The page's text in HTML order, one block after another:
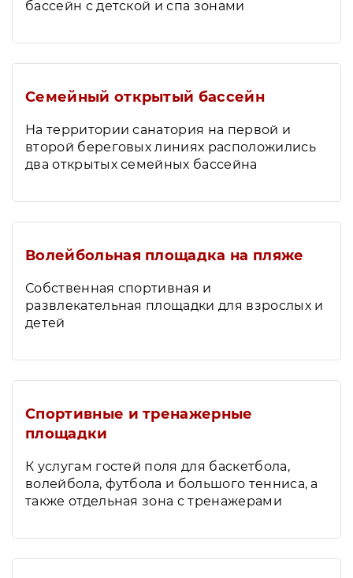
бассейн с детской и спа зонами
Семейный открытый бассейн
На территории санатория на первой и
второй береговых линиях расположились
два открытых семейных бассейна
Волейбольная площадка на пляже
Собственная спортивная и
развлекательная площадки для взрослых и
детей
Спортивные и тренажерные
площадки
К услугам гостей поля для баскетбола,
волейбола, футбола и большого тенниса, а
также отдельная зона с тренажерами